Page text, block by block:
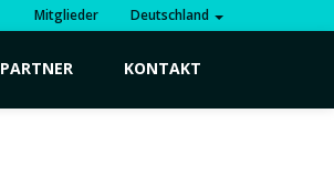
Mitglieder Deutschland
PARTNER KONTAKT